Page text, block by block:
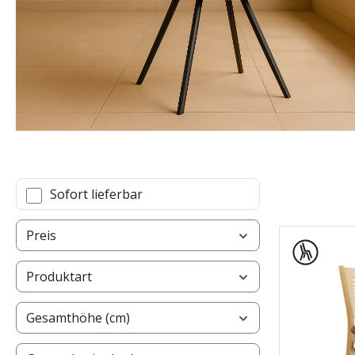
Sofort lieferbar
Preis
Produktart
Gesamthöhe (cm)